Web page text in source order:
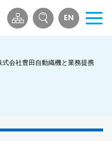
EN
メ
ー
会社豊田自動織機と業務提携